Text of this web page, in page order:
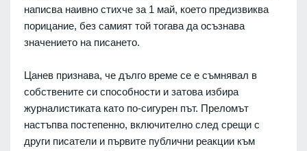
написва наивно стихче за 1 май, което предизвиква
порицание, без самият той тогава да осъзнава
значението на писането.
Цанев признава, че дълго време се е съмнявал в
собствените си способности и затова избира
журналистиката като по-сигурен път. Преломът
настъпва постепенно, включително след срещи с
други писатели и първите публични реакции към